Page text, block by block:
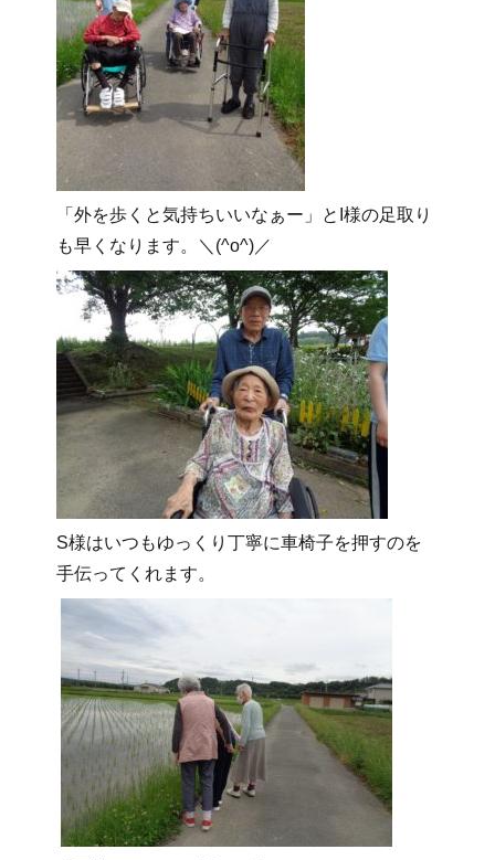
「外を歩くと気持ちいいなぁー」とI様の足取り
も早くなります。＼(^o^)／
S様はいつもゆっくり丁寧に車椅子を押すのを
手伝ってくれます。